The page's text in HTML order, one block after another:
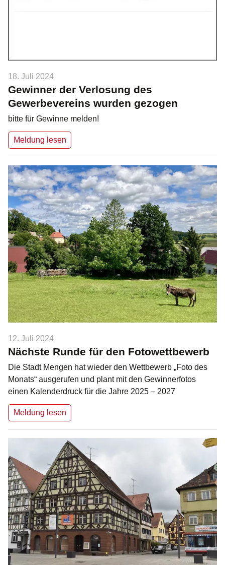
18. Juli 2024
Gewinner der Verlosung des
Gewerbevereins wurden gezogen
bitte für Gewinne melden!
Meldung lesen
12. Juli 2024
Nächste Runde für den Fotowettbewerb
Die Stadt Mengen hat wieder den Wettbewerb „Foto des
Monats“ ausgerufen und plant mit den Gewinnerfotos
einen Kalenderdruck für die Jahre 2025 – 2027
Meldung lesen